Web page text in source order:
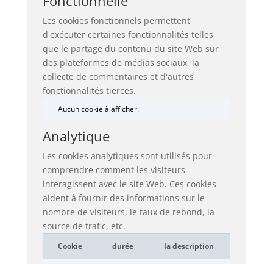
Les cookies fonctionnels permettent
d'exécuter certaines fonctionnalités telles
que le partage du contenu du site Web sur
des plateformes de médias sociaux, la
collecte de commentaires et d'autres
fonctionnalités tierces.
Aucun cookie à afficher.
Analytique
Les cookies analytiques sont utilisés pour
comprendre comment les visiteurs
interagissent avec le site Web. Ces cookies
aident à fournir des informations sur le
nombre de visiteurs, le taux de rebond, la
source de trafic, etc.
Cookie durée la description